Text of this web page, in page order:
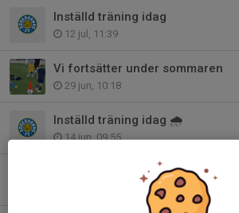
Inställd träning idag
12 jul, 11:39
Vi fortsätter under sommaren
29 jun, 10:18
Inställd träning idag 🌧️
14 jun, 09:55
Nu är alla platser fyllda